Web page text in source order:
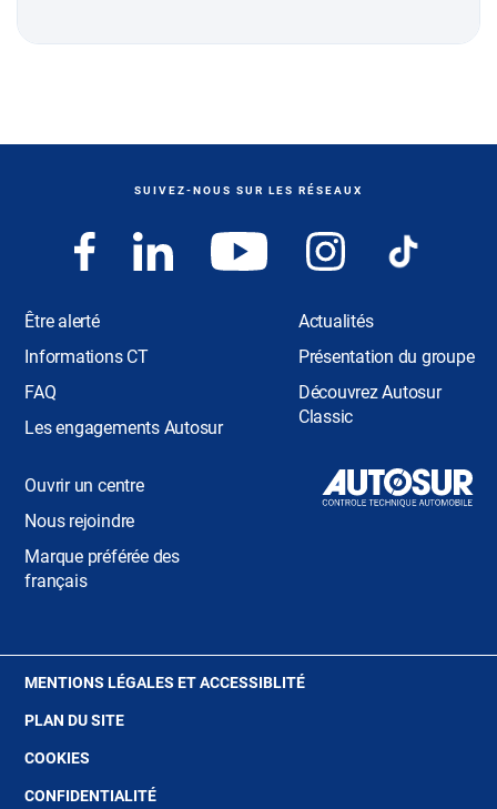
SUIVEZ-NOUS SUR LES RÉSEAUX
Être alerté
Informations CT
FAQ
Les engagements Autosur
Actualités
Présentation du groupe
Découvrez Autosur
Classic
Ouvrir un centre
Nous rejoindre
Marque préférée des
français
MENTIONS LÉGALES ET ACCESSIBLITÉ(OUVRE
PLAN DU SITE
COOKIES
UNE
CONFIDENTIALITÉ(OUVRE